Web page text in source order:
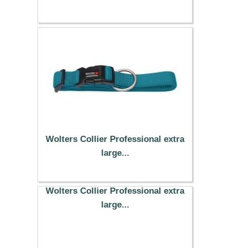
Wolters Collier Professional extra
large...
15.19 €
Wolters Collier Professional extra
large...